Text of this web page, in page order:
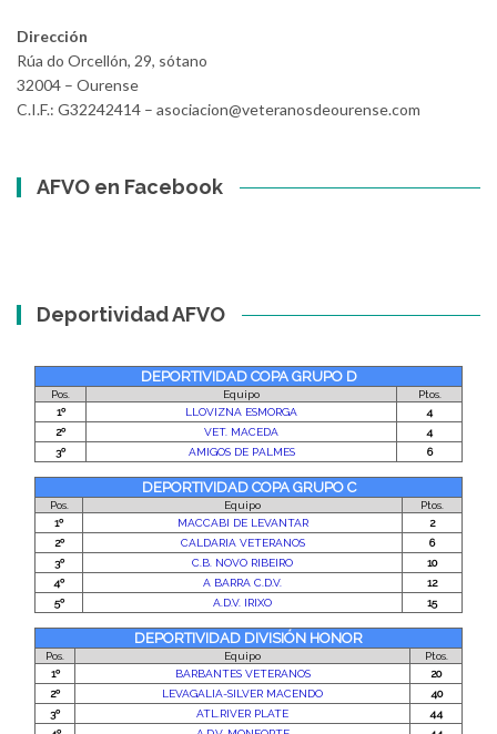
Dirección
Rúa do Orcellón, 29, sótano
32004 – Ourense
C.I.F.: G32242414 – asociacion@veteranosdeourense.com
AFVO en Facebook
Deportividad AFVO